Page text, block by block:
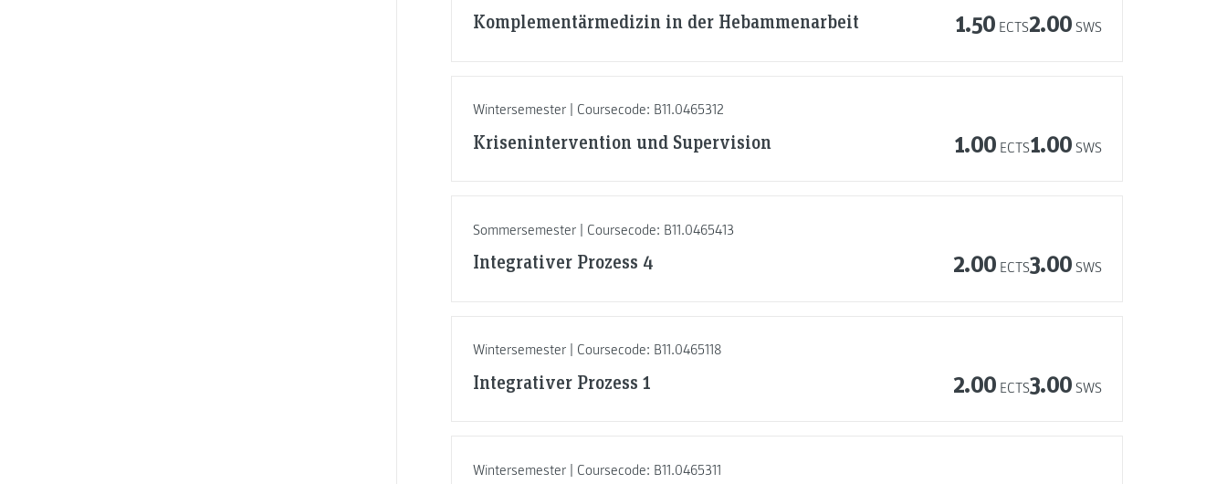
Komplementärmedizin in der Hebammenarbeit 1.50 ECTS2.00 SWS
Wintersemester | Coursecode: B11.0465312
Krisenintervention und Supervision 1.00 ECTS1.00 SWS
Sommersemester | Coursecode: B11.0465413
Integrativer Prozess 4 2.00 ECTS3.00 SWS
Wintersemester | Coursecode: B11.0465118
Integrativer Prozess 1 2.00 ECTS3.00 SWS
Wintersemester | Coursecode: B11.0465311